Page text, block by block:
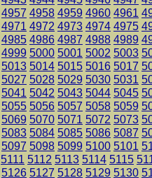
4957 4958 4959 4960 4961
4971 4972 4973 4974 4975
4985 4986 4987 4988 4989
4999 5000 5001 5002 5003
5013 5014 5015 5016 5017
5027 5028 5029 5030 5031
5041 5042 5043 5044 5045
5055 5056 5057 5058 5059
5069 5070 5071 5072 5073
5083 5084 5085 5086 5087
5097 5098 5099 5100 5101
5111 5112 5113 5114 5115
5126 5127 5128 5129 5130